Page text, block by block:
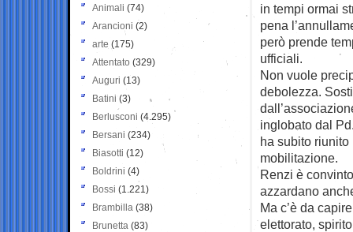
in tempi ormai
pena
però prende
ufficiali.
Non vuole
debolezza.
inglobato dal
ha subito
mobilitazione.
Renzi è
azzardano
Ma c’è da
elettorato,
Animali (74)
Arancioni (2)
arte (175)
Attentato (329)
Auguri (13)
Batini (3)
Berlusconi (4.295)
Bersani (234)
Biasotti (12)
Boldrini (4)
Bossi (1.221)
Brambilla (38)
Brunetta (83)